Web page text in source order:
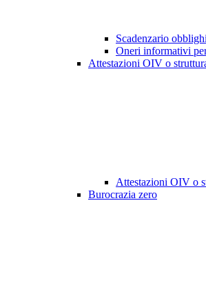
Scadenzario
Oneri informativi
Attestazioni OIV o
Attestazioni OIV o
Burocrazia zero